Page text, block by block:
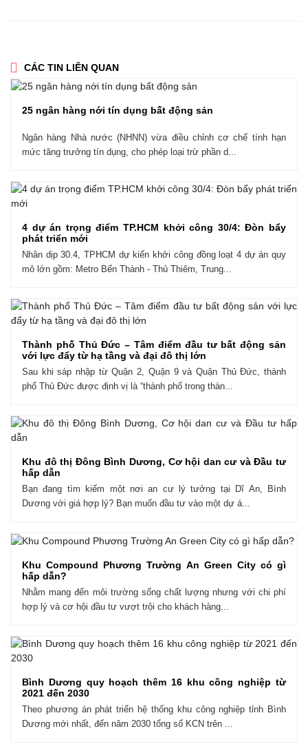
CÁC TIN LIÊN QUAN
25 ngân hàng nới tín dụng bất động sản
Ngân hàng Nhà nước (NHNN) vừa điều chỉnh cơ chế tính hạn
mức tăng trưởng tín dụng, cho phép loại trừ phần d...
4 dự án trọng điểm TP.HCM khởi công 30/4: Đòn bẩy
phát triển mới
Nhân dịp 30.4, TPHCM dự kiến khởi công đồng loạt 4 dự án quy
mô lớn gồm: Metro Bến Thành - Thủ Thiêm, Trung...
Thành phố Thủ Đức – Tâm điểm đầu tư bất động sản
với lực đẩy từ hạ tầng và đại đô thị lớn
Sau khi sáp nhập từ Quận 2, Quận 9 và Quận Thủ Đức, thành
phố Thủ Đức được định vị là “thành phố trong thàn...
Khu đô thị Đông Bình Dương, Cơ hội dan cư và Đầu tư
hấp dẫn
Bạn đang tìm kiếm một nơi an cư lý tưởng tại Dĩ An, Bình
Dương với giá hợp lý? Bạn muốn đầu tư vào một dự á...
Khu Compound Phương Trường An Green City có gì
hấp dẫn?
Nhằm mang đến môi trường sống chất lượng nhưng với chi phí
hợp lý và cơ hội đầu tư vượt trội cho khách hàng...
Bình Dương quy hoạch thêm 16 khu công nghiệp từ
2021 đến 2030
Theo phương án phát triển hệ thống khu công nghiệp tỉnh Bình
Dương mới nhất, đến năm 2030 tổng số KCN trên ...